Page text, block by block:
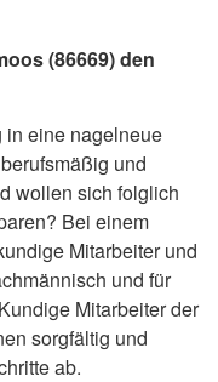
(86669) den
eine nagelneue
und
wollen sich folglich
Bei einem
Mitarbeiter und
und für
Mitarbeiter der
sorgfältig und
ab.